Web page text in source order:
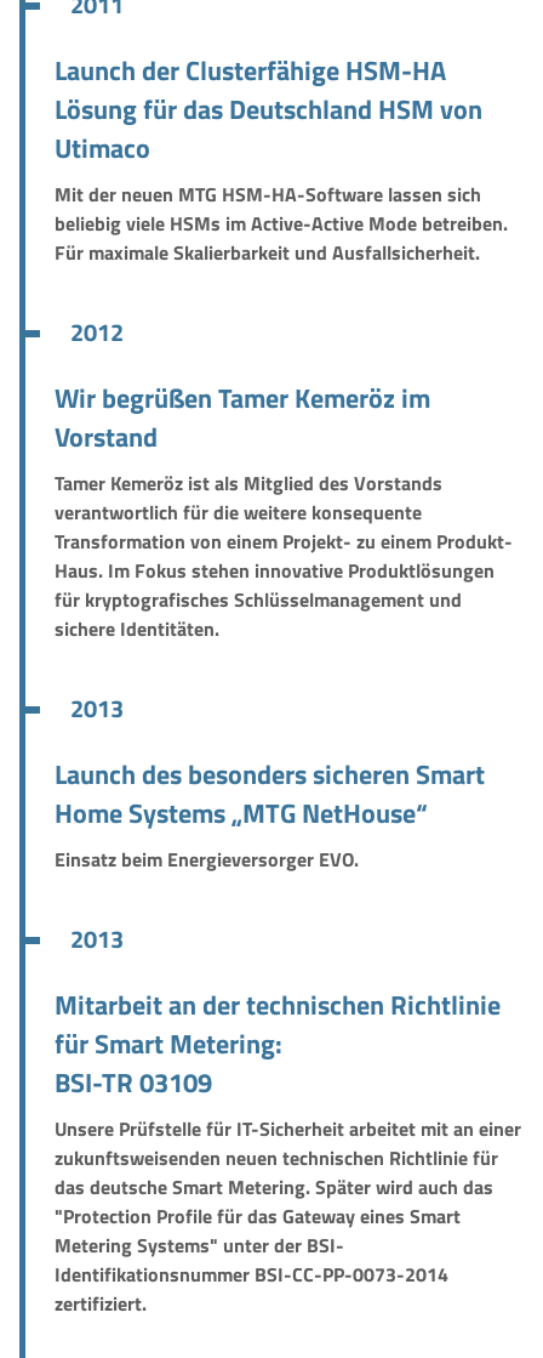
Launch der Clusterfähige HSM-HA
Lösung für das Deutschland HSM von
Utimaco
Mit der neuen MTG HSM-HA-Software lassen sich
beliebig viele HSMs im Active-Active Mode betreiben.
Für maximale Skalierbarkeit und Ausfallsicherheit.
2012
Wir begrüßen Tamer Kemeröz im
Vorstand
Tamer Kemeröz ist als Mitglied des Vorstands
verantwortlich für die weitere konsequente
Transformation von einem Projekt- zu einem Produkt-
Haus. Im Fokus stehen innovative Produktlösungen
für kryptografisches Schlüsselmanagement und
sichere Identitäten.
2013
Launch des besonders sicheren Smart
Home Systems „MTG NetHouse“
Einsatz beim Energieversorger EVO.
2013
Mitarbeit an der technischen Richtlinie
für Smart Metering:
BSI-TR 03109
Unsere Prüfstelle für IT-Sicherheit arbeitet mit an einer
zukunftsweisenden neuen technischen Richtlinie für
das deutsche Smart Metering. Später wird auch das
"Protection Profile für das Gateway eines Smart
Metering Systems" unter der BSI-
Identifikationsnummer BSI-CC-PP-0073-2014
zertifiziert.